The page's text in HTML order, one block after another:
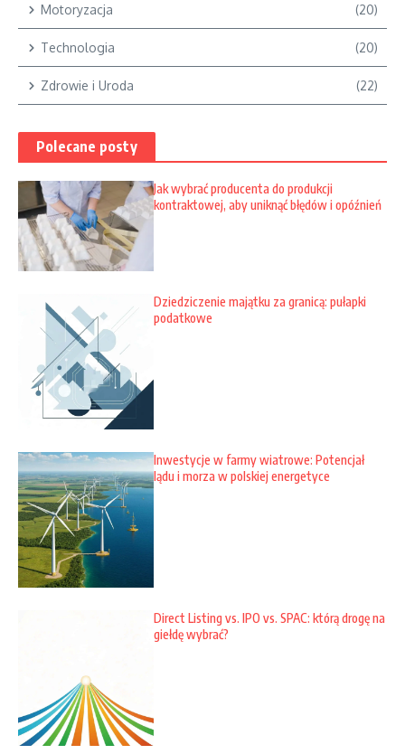
Motoryzacja (20)
Technologia (20)
Zdrowie i Uroda (22)
Polecane posty
Jak wybrać producenta do produkcji
kontraktowej, aby uniknąć błędów i opóźnień
Dziedziczenie majątku za granicą: pułapki
podatkowe
Inwestycje w farmy wiatrowe: Potencjał
lądu i morza w polskiej energetyce
Direct Listing vs. IPO vs. SPAC: którą drogę na
giełdę wybrać?